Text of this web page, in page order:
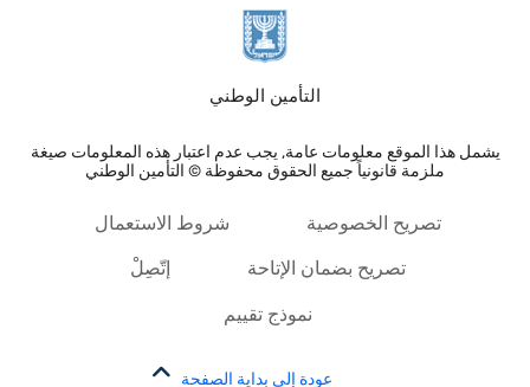
التأمين الوطني
يشمل هذا الموقع معلومات عامة, يجب عدم اعتبار هذه المعلومات صيغة
ملزمة قانونياً جميع الحقوق محفوظة © التأمين الوطني
تصريح الخصوصية شروط الاستعمال
تصريح بضمان الإتاحة إتّصِلْ
نموذج تقييم
عودة إلى بداية الصفحة